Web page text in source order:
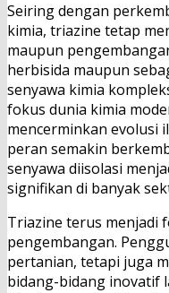
Seiring dengan
kimia, triazine tetap
maupun
herbisida maupun
senyawa kimia
fokus dunia kimia
mencerminkan evolusi
peran semakin
senyawa diisolasi
signifikan di banyak
Triazine terus menjadi
pengembangan.
pertanian, tetapi juga
bidang-bidang inovatif